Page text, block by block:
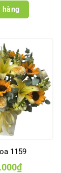
hàng
1159
₫